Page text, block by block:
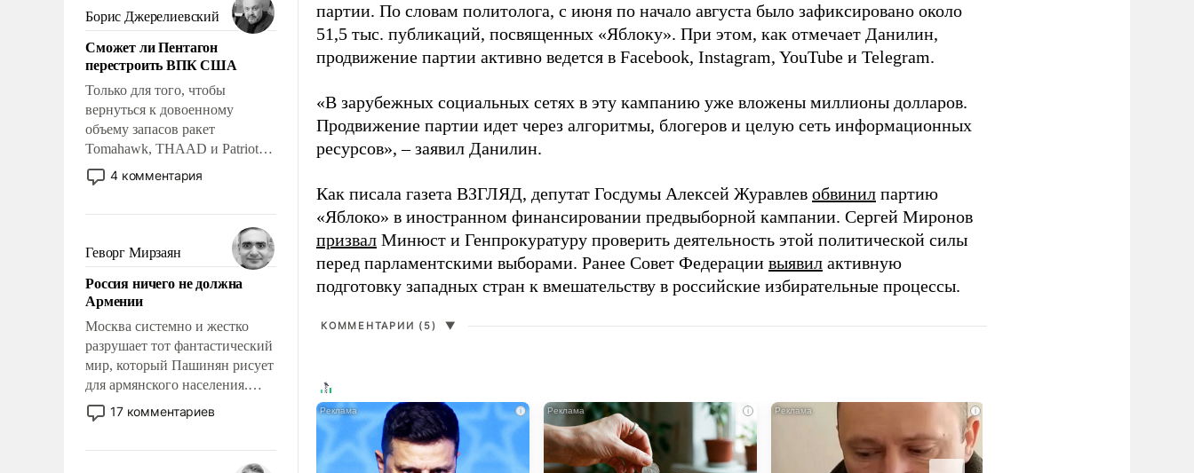
Борис Джерелиевский
Сможет ли Пентагон
перестроить ВПК США
Только для того, чтобы
вернуться к довоенному
объему запасов ракет
Tomahawk, THAAD и Patriot
США потребуется более трех
лет. Даже небольшая война с
Сложившаяся ситуация
означает многолетний период
уязвимости США, например,
перед Китаем.
4 комментария
Геворг Мирзаян
Россия ничего не должна
Армении
Москва системно и жестко
разрушает тот фантастический
мир, который Пашинян рисует
для армянского населения.
Мир, где политические
прожекты будут безусловно
17 комментариев
партии. По словам политолога, с июня по начало августа было зафиксировано около
51,5 тыс. публикаций, посвященных «Яблоку». При этом, как отмечает Данилин,
продвижение партии активно ведется в Facebook, Instagram, YouTube и Telegram.
«В зарубежных социальных сетях в эту кампанию уже вложены миллионы долларов.
Продвижение партии идет через алгоритмы, блогеров и целую сеть информационных
ресурсов», – заявил Данилин.
Как писала газета ВЗГЛЯД, депутат Госдумы Алексей Журавлев обвинил партию
«Яблоко» в иностранном финансировании предвыборной кампании. Сергей Миронов
призвал Минюст и Генпрокуратуру проверить деятельность этой политической силы
перед парламентскими выборами. Ранее Совет Федерации выявил активную
подготовку западных стран к вмешательству в российские избирательные процессы.
КОММЕНТАРИИ (5) ▼
i i i